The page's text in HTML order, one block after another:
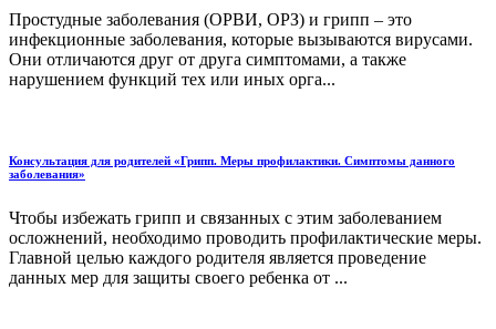
Простудные заболевания (ОРВИ, ОРЗ) и грипп – это
инфекционные заболевания, которые вызываются вирусами.
Они отличаются друг от друга симптомами, а также
нарушением функций тех или иных орга...
Консультация для родителей «Грипп. Меры профилактики. Симптомы данного
заболевания»
Чтобы избежать грипп и связанных с этим заболеванием
осложнений, необходимо проводить профилактические меры.
Главной целью каждого родителя является проведение
данных мер для защиты своего ребенка от ...